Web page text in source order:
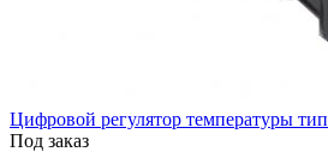
Цифровой регулятор температуры
Под заказ